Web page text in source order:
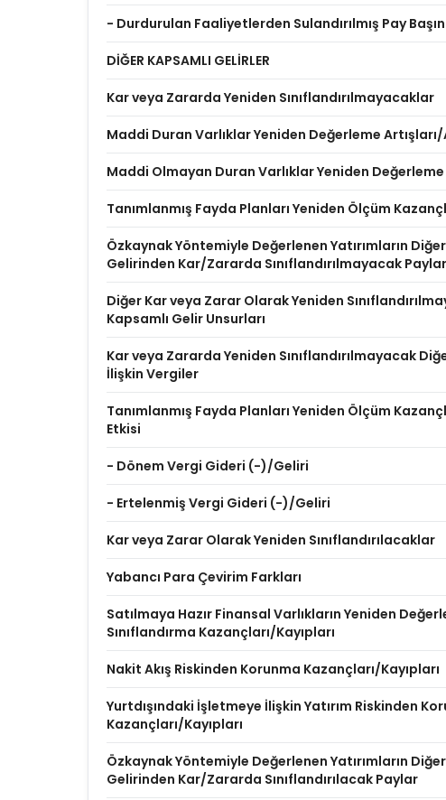
- Durdurulan Faaliyetlerden Sulandırılmış Pay
DİĞER KAPSAMLI GELİRLER
Kar veya Zararda Yeniden Sınıflandırılmayacaklar
Maddi Duran Varlıklar Yeniden Değerleme Artışları/
Maddi Olmayan Duran Varlıklar Yeniden Değerleme
Tanımlanmış Fayda Planları Yeniden Ölçüm
Özkaynak Yöntemiyle Değerlenen Yatırımların
Gelirinden Kar/Zararda Sınıflandırılmayacak Paylar
Diğer Kar veya Zarar Olarak Yeniden
Kapsamlı Gelir Unsurları
Kar veya Zararda Yeniden Sınıflandırılmayacak
İlişkin Vergiler
Tanımlanmış Fayda Planları Yeniden Ölçüm
Etkisi
- Dönem Vergi Gideri (-)/Geliri
- Ertelenmiş Vergi Gideri (-)/Geliri
Kar veya Zarar Olarak Yeniden Sınıflandırılacaklar
Yabancı Para Çevirim Farkları
Satılmaya Hazır Finansal Varlıkların Yeniden
Sınıflandırma Kazançları/Kayıpları
Nakit Akış Riskinden Korunma Kazançları/Kayıpları
Yurtdışındaki İşletmeye İlişkin Yatırım Riskinden
Kazançları/Kayıpları
Özkaynak Yöntemiyle Değerlenen Yatırımların
Gelirinden Kar/Zararda Sınıflandırılacak Paylar